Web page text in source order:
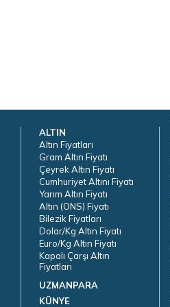
ALTIN
Altın Fiyatları
Gram Altın Fiyatı
Çeyrek Altın Fiyatı
Cumhuriyet Altını Fiyatı
Yarım Altın Fiyatı
Altın (ONS) Fiyatı
Bilezik Fiyatları
Dolar/Kg Altın Fiyatı
Euro/Kg Altın Fiyatı
Kapalı Çarşı Altın
Fiyatları
UZMANPARA
KÜNYE